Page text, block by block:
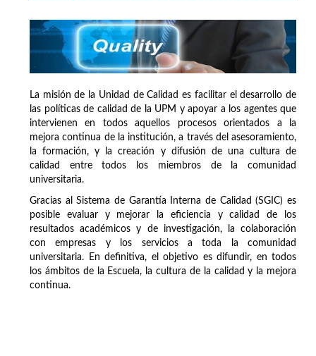
La misión de la Unidad de Calidad es facilitar el desarrollo de
las políticas de calidad de la UPM y apoyar a los agentes que
intervienen en todos aquellos procesos orientados a la
mejora continua de la institución, a través del asesoramiento,
la formación, y la creación y difusión de una cultura de
calidad entre todos los miembros de la comunidad
universitaria.
Gracias al Sistema de Garantía Interna de Calidad (SGIC) es
posible evaluar y mejorar la eficiencia y calidad de los
resultados académicos y de investigación, la colaboración
con empresas y los servicios a toda la comunidad
universitaria. En definitiva, el objetivo es difundir, en todos
los ámbitos de la Escuela, la cultura de la calidad y la mejora
continua.